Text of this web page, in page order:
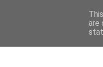
are